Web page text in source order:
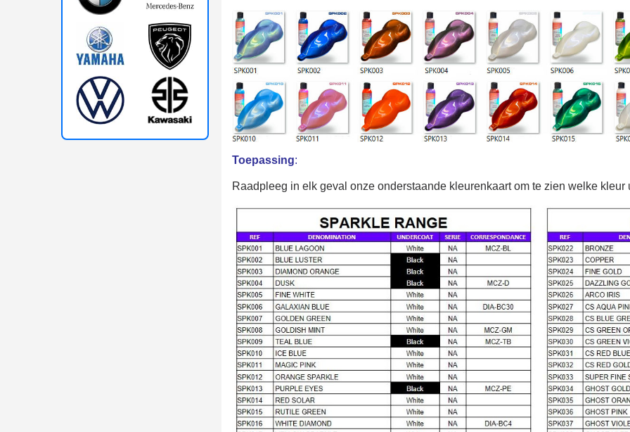
Schrijf je in voor
Toepassing:
Raadpleeg in elk geval onze onderstaande kleurenkaart om te zien welke kleur